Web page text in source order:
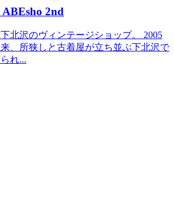
2nd
北沢のヴィンテージショップ。 2005
、所狭しと古着屋が立ち並ぶ下北沢で
れ...